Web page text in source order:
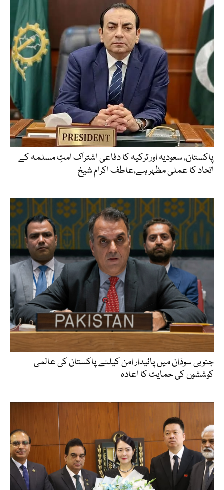
پاکستان، سعودیہ اور ترکیہ کا دفاعی اشتراک امتِ مسلمہ کے
اتحاد کا عملی مظہر ہے،عاطف اکرام شیخ
جنوبی سوڈان میں پائیدار امن کیلئے پاکستان کی عالمی
کوششوں کی حمایت کا اعادہ